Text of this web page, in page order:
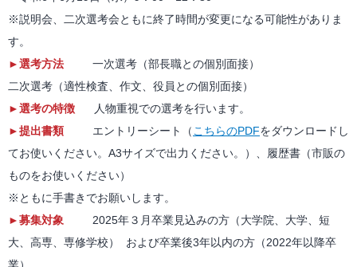
※説明会、二次選考会ともに終了時間が変更になる可能性がありま
す。
►選考方法 一次選考（部長職との個別面接）
二次選考（適性検査、作文、役員との個別面接）
►選考の特徴
人物重視での選考を行います。
►提出書類 エントリーシート（ こちらのPDFをダウンロードし
てお使いください。A3サイズで出力ください。）、履歴書（市販の
ものをお使いください）
※ともに手書きでお願いします。
►募集対象 2025年３月卒業見込みの方（大学院、大学、短
大、高専、専修学校） および卒業後3年以内の方（2022年以降卒